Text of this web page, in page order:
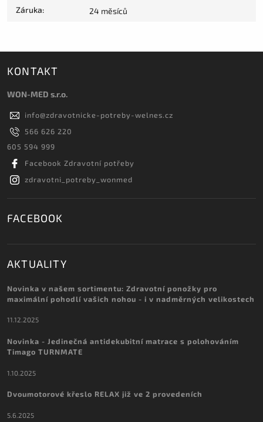
Záruka: 24 měsíců
KONTAKT
WON-MED s.r.o.
info@zdravotnicke-potreby-welnes.cz
566 626 220
605 594 999
Facebook Zdravotní potřeby
zdravotni_potreby_wonmed
FACEBOOK
AKTUALITY
Novinka v našem sortimentu: Zdravotní ponožky pro
maximální pohodlí vašich nohou - i v nadměrných velikostech
11.12.2025
Novinka - Jedinečná antidekubitní matrace s polohováním
Timago TURNMATE
1.10.2025
Dvoumotorové křeslo RELAX již ve 2 provedeních
5.6.2025